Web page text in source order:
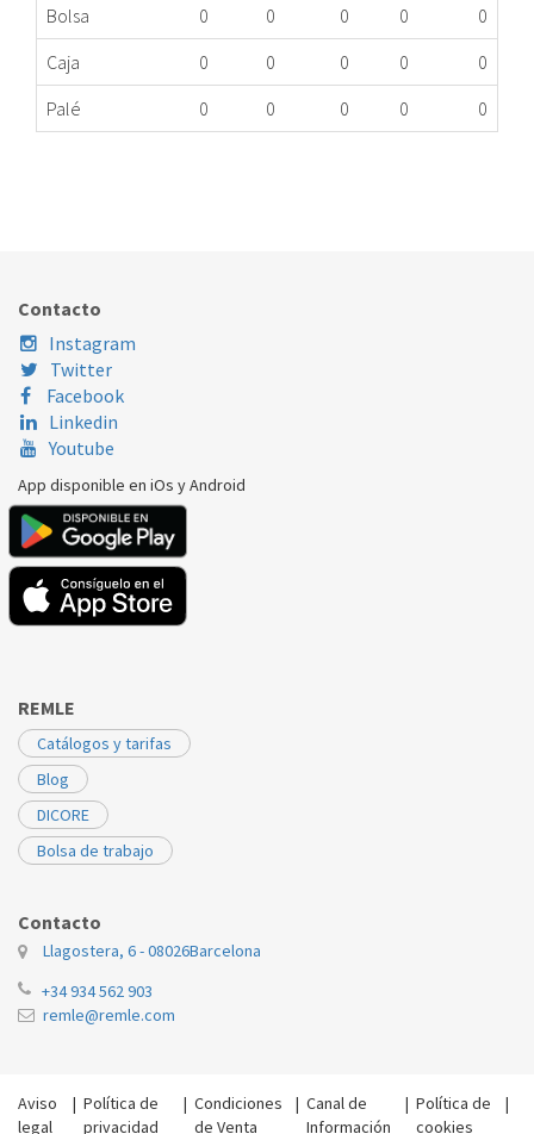
Bolsa
0 0 0 0
0
Caja
0 0 0 0
0
Palé
0 0 0 0 0
Contacto
Instagram
Twitter
Facebook
Linkedin
Youtube
App disponible en iOs y Android
REMLE
Catálogos y tarifas
Blog
DICORE
Bolsa de trabajo
Contacto
Llagostera, 6 - 08026Barcelona
+34 934 562 903
remle@remle.com
Aviso
legal
| Política de
privacidad
|Condiciones
de Venta
|Canal de
Información
| Política de
cookies
|